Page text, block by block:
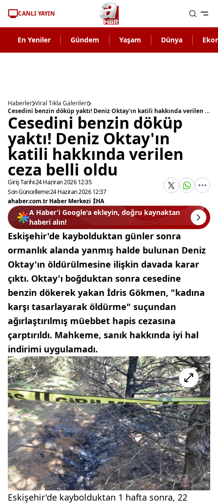
CANLI YAYIN
En Yeniler Gündem Yaşam Dünya
Haberler Viral Tıkla Galerileri
Cesedini benzin döküp yaktı! Deniz Oktay'ın katili hakkında verilen ceza belli oldu
Cesedini benzin döküp
yaktı! Deniz Oktay'ın
katili hakkında verilen
ceza belli oldu
Giriş Tarihi:24 Haziran 2026 12:35
Son Güncelleme:24 Haziran 2026 12:37
ahaber.com.tr Haber Merkezi |İHA
A Haber’i Google'a ekleyin, doğru kaynaktan
haberi alın!
Eskişehir'de kaybolduktan günler sonra
ormanlık alanda yanmış halde bulunan Deniz
Oktay'ın öldürülmesine ilişkin davada karar
çıktı. Oktay'ı boğduktan sonra cesedine
benzin dökerek yakan İdris Gökmen, "kadına
karşı tasarlayarak öldürme" suçundan
ağırlaştırılmış müebbet hapis cezasına
çarptırıldı. Mahkeme, sanık hakkında iyi hal
indirimi uygulamadı.
Eskişehir'de kaybolduktan 1 hafta sonra, 22